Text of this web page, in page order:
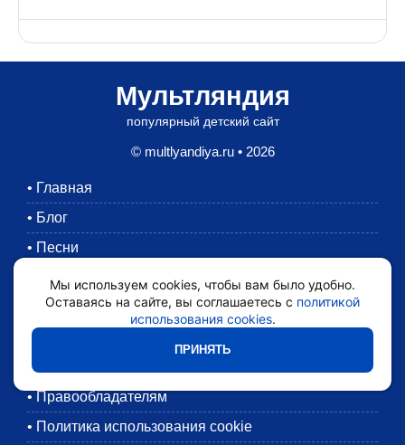
Мультляндия
популярный детский сайт
© multlyandiya.ru • 2026
• Главная
• Блог
• Песни
Раскраски
Картинки
•
•
• Правообладателям
• Политика использования cookie
Мы используем cookies, чтобы вам было удобно.
Оставаясь на сайте, вы соглашаетесь с политикой
использования cookies.
ПРИНЯТЬ